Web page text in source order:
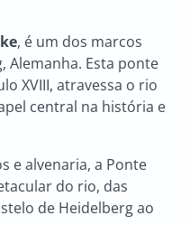
, é um dos marcos
Alemanha. Esta ponte
XVIII, atravessa o rio
central na história e
e alvenaria, a Ponte
do rio, das
de Heidelberg ao